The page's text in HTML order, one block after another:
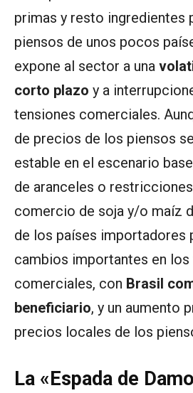
primas y resto ingredientes
piensos de unos pocos
expone al sector a una
corto plazo y a
tensiones comerciales.
de precios de los piensos
estable en el escenario
de aranceles o
comercio de soja y/o maíz
de los países importadores
cambios importantes en los
comerciales, con Brasil
beneficiario, y un aumento
precios locales de los
La «Espada de